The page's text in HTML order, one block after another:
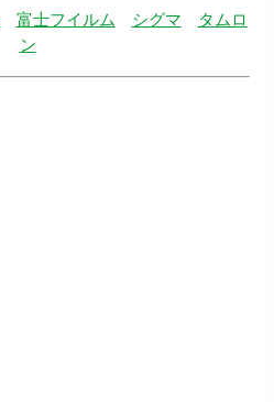
富士フイルム シグマ
タムロ
ン